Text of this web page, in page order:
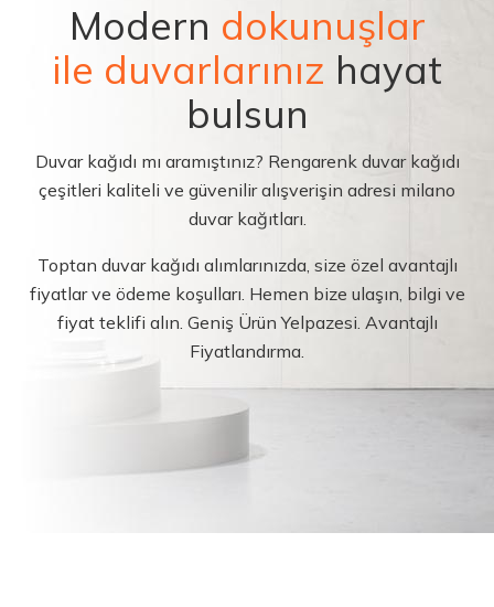
Modern dokunuşlar
ile duvarlarınız hayat
bulsun
Duvar kağıdı mı aramıştınız? Rengarenk duvar kağıdı
çeşitleri kaliteli ve güvenilir alışverişin adresi milano
duvar kağıtları.
Toptan duvar kağıdı alımlarınızda, size özel avantajlı
fiyatlar ve ödeme koşulları. Hemen bize ulaşın, bilgi ve
fiyat teklifi alın. Geniş Ürün Yelpazesi. Avantajlı
Fiyatlandırma.